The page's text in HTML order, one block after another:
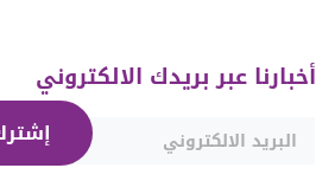
أخبارنا عبر بريدك الالكتروني